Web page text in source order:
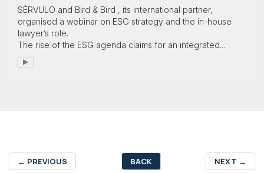
SÉRVULO and Bird & Bird , its international partner,
organised a webinar on ESG strategy and the in-house
lawyer’s role.
The rise of the ESG agenda claims for an integrated...
← PREVIOUS BACK NEXT →